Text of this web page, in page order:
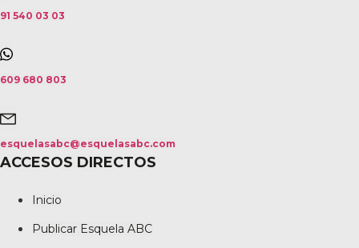
91 540 03 03
609 680 803
esquelasabc@esquelasabc.com
ACCESOS DIRECTOS
Inicio
Publicar Esquela ABC